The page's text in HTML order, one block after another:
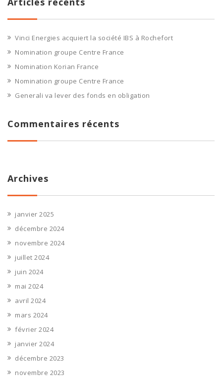
Vinci Energies acquiert la société IBS à Rochefort
Nomination groupe Centre France
Nomination Korian France
Nomination groupe Centre France
Generali va lever des fonds en obligation
Commentaires récents
Archives
janvier 2025
décembre 2024
novembre 2024
juillet 2024
juin 2024
mai 2024
avril 2024
mars 2024
février 2024
janvier 2024
décembre 2023
novembre 2023